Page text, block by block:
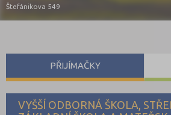
Štefánikova 549
VYŠŠÍ ODBORNÁ ŠKOLA,
PŘIJÍMAČKY